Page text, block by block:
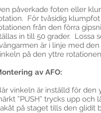
påverkade foten eller
För tvåsidig
från den förra
in till 50 grader. Lossa
är i linje med
på den yttre
av AFO:
vinkeln är inställd för den
”PUSH” trycks upp och
på staget tills den glidit